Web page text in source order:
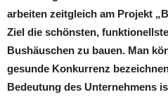
arbeiten zeitgleich am Projekt
Ziel die schönsten,
Bushäuschen zu bauen. Man
gesunde Konkurrenz
Bedeutung des Unternehmens